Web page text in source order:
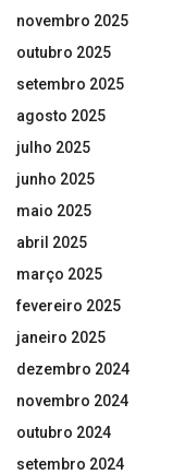
novembro 2025
outubro 2025
setembro 2025
agosto 2025
julho 2025
junho 2025
maio 2025
abril 2025
março 2025
fevereiro 2025
janeiro 2025
dezembro 2024
novembro 2024
outubro 2024
setembro 2024